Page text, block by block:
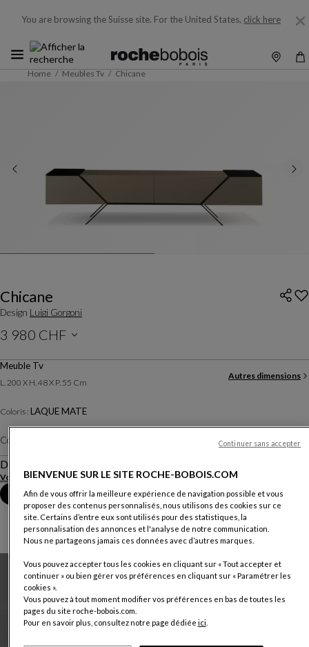
You are browsing the Suisse site. For the United States, click here
Home Meubles Tv Chicane
Chicane
Design Luigi Gorgoni
3 980 CHF
Prix hors livraison, valable en Suisse
Meuble Tv
L. 200 X H. 48 X P. 55 Cm
Autres dimensions
Coloris : LAQUE MATE
Coloris : Autres coloris
Description
Voir plus Télécharger la fiche technique
Prendre rendez-vous en magasin
BIENVENUE SUR LE SITE ROCHE-BOBOIS.COM
Afin de vous offrir la meilleure expérience de navigation possible et vous
proposer des contenus personnalisés, nous utilisons des cookies sur ce
site. Certains d’entre eux sont utilisés pour des statistiques, la
personnalisation des annonces et l'analyse de notre communication.
Nous ne partageons jamais ces données avec d’autres marques.
Vous pouvez accepter tous les cookies en cliquant sur « Tout accepter et
continuer » ou bien gérer vos préférences en cliquant sur « Paramétrer les
cookies ».
Vous pouvez à tout moment modifier vos préférences en bas de toutes les
pages du site roche-bobois.com.
Pour en savoir plus, consultez notre page dédiée ici.
Continuer sans accepter